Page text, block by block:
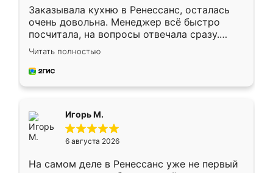
Заказывала кухню в Ренессанс, осталась
очень довольна. Менеджер всё быстро
посчитала, на вопросы отвечала сразу.
Замерщик приехал в субботу, подошёл к
делу со всей ответственностью. Собрали
за день, ребята работали аккуратно, даже
Читать полностью
Игорь М.
6 августа 2026
На самом деле в Ренессанс уже не первый